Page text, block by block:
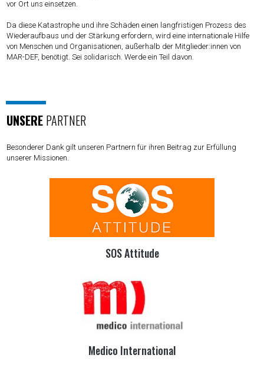
vor Ort uns einsetzen.
Da diese Katastrophe und ihre Schäden einen langfristigen Prozess des
Wiederaufbaus und der Stärkung erfordern, wird eine internationale Hilfe
von Menschen und Organisationen, außerhalb der Mitglieder:innen von
MAR-DEF, benötigt. Sei solidarisch. Werde ein Teil davon.
UNSERE PARTNER
Besonderer Dank gilt unseren Partnern für ihren Beitrag zur Erfüllung
unserer Missionen.
SOS Attitude
Medico International